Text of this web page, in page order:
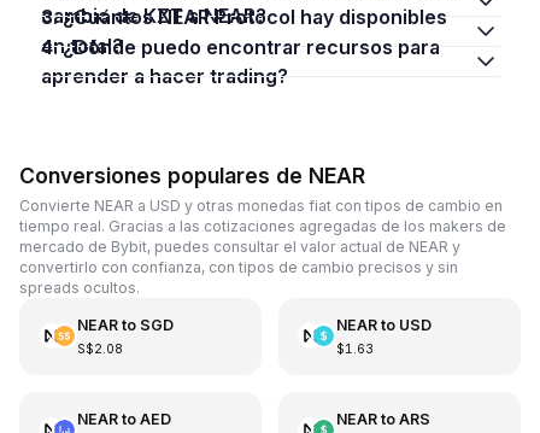
cambio de KZT a NEAR?
3. ¿Cuántos NEAR Protocol hay disponibles
en total?
4. ¿Dónde puedo encontrar recursos para
aprender a hacer trading?
Conversiones populares de NEAR
Convierte NEAR a USD y otras monedas fiat con tipos de cambio en
tiempo real. Gracias a las cotizaciones agregadas de los makers de
mercado de Bybit, puedes consultar el valor actual de NEAR y
convertirlo con confianza, con tipos de cambio precisos y sin
spreads ocultos.
NEARto SGD
S$2.08
NEARto USD
$1.63
NEARto AED NEARto ARS